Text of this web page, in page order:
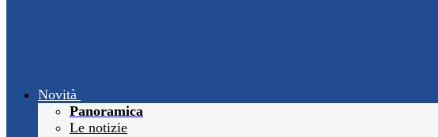
Novità
Panoramica
Le notizie